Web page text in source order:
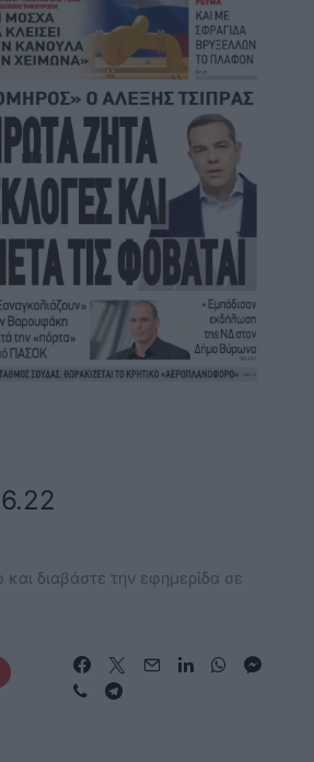
και διαβάστε την εφημερίδα σε